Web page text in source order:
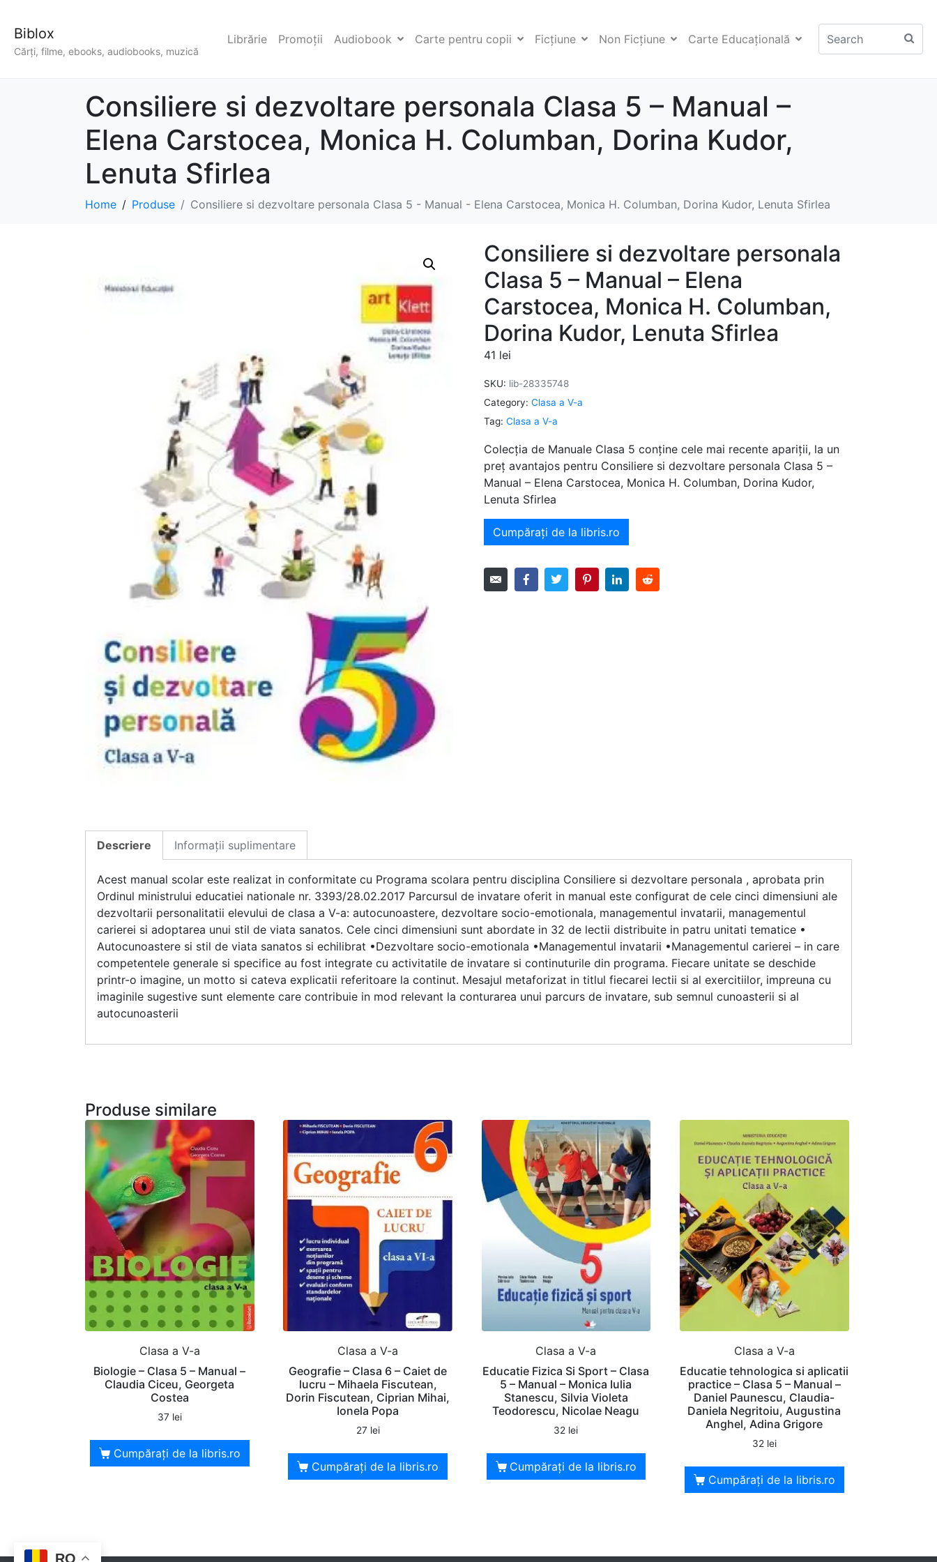
Biblox
Cărți, filme, ebooks, audiobooks, muzică
Librărie Promoții Audiobook Carte pentru copii Ficţiune Non Ficţiune Carte Educaţională
Consiliere si dezvoltare personala Clasa 5 – Manual –
Elena Carstocea, Monica H. Columban, Dorina Kudor,
Lenuta Sfirlea
Home Produse Consiliere si dezvoltare personala Clasa 5 - Manual - Elena Carstocea, Monica H. Columban, Dorina Kudor, Lenuta Sfirlea
Consiliere si dezvoltare personala
Clasa 5 – Manual – Elena
Carstocea, Monica H. Columban,
Dorina Kudor, Lenuta Sfirlea
41 lei
SKU: lib-28335748
Category: Clasa a V-a
Tag: Clasa a V-a
Colecția de Manuale Clasa 5 conține cele mai recente apariții, la un
preț avantajos pentru Consiliere si dezvoltare personala Clasa 5 –
Manual – Elena Carstocea, Monica H. Columban, Dorina Kudor,
Lenuta Sfirlea
Cumpărați de la libris.ro
Descriere Informații suplimentare
Acest manual scolar este realizat in conformitate cu Programa scolara pentru disciplina Consiliere si dezvoltare personala , aprobata prin
Ordinul ministrului educatiei nationale nr. 3393/28.02.2017 Parcursul de invatare oferit in manual este configurat de cele cinci dimensiuni ale
dezvoltarii personalitatii elevului de clasa a V-a: autocunoastere, dezvoltare socio-emotionala, managementul invatarii, managementul
carierei si adoptarea unui stil de viata sanatos. Cele cinci dimensiuni sunt abordate in 32 de lectii distribuite in patru unitati tematice •
Autocunoastere si stil de viata sanatos si echilibrat •Dezvoltare socio-emotionala •Managementul invatarii •Managementul carierei – in care
competentele generale si specifice au fost integrate cu activitatile de invatare si continuturile din programa. Fiecare unitate se deschide
printr-o imagine, un motto si cateva explicatii referitoare la continut. Mesajul metaforizat in titlul fiecarei lectii si al exercitiilor, impreuna cu
imaginile sugestive sunt elemente care contribuie in mod relevant la conturarea unui parcurs de invatare, sub semnul cunoasterii si al
autocunoasterii
Produse similare
Clasa a V-a
Biologie – Clasa 5 – Manual –
Claudia Ciceu, Georgeta
Costea
37 lei
Cumpărați de la libris.ro
Clasa a V-a
Geografie – Clasa 6 – Caiet de
lucru – Mihaela Fiscutean,
Dorin Fiscutean, Ciprian Mihai,
Ionela Popa
27 lei
Cumpărați de la libris.ro
Clasa a V-a
Educatie Fizica Si Sport – Clasa
5 – Manual – Monica Iulia
Stanescu, Silvia Violeta
Teodorescu, Nicolae Neagu
32 lei
Cumpărați de la libris.ro
Clasa a V-a
Educatie tehnologica si aplicatii
practice – Clasa 5 – Manual –
Daniel Paunescu, Claudia-
Daniela Negritoiu, Augustina
Anghel, Adina Grigore
32 lei
Cumpărați de la libris.ro
RO